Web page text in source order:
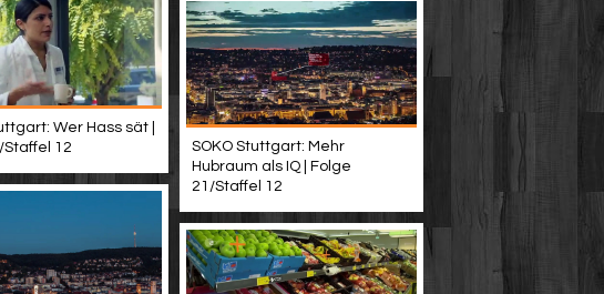
Wer Hass sät |
Staffel 12
SOKO Stuttgart: Mehr
Hubraum als IQ | Folge
21/Staffel 12